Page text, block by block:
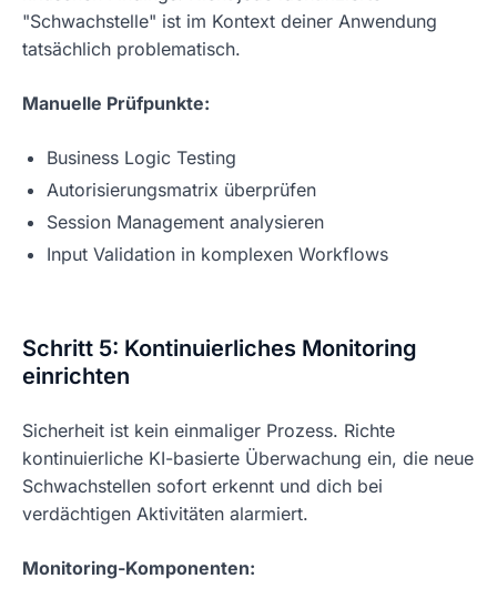
"Schwachstelle" ist im Kontext deiner Anwendung
tatsächlich problematisch.
Manuelle Prüfpunkte:
Business Logic Testing
Autorisierungsmatrix überprüfen
Session Management analysieren
Input Validation in komplexen Workflows
Schritt 5: Kontinuierliches Monitoring
einrichten
Sicherheit ist kein einmaliger Prozess. Richte
kontinuierliche KI-basierte Überwachung ein, die neue
Schwachstellen sofort erkennt und dich bei
verdächtigen Aktivitäten alarmiert.
Monitoring-Komponenten: